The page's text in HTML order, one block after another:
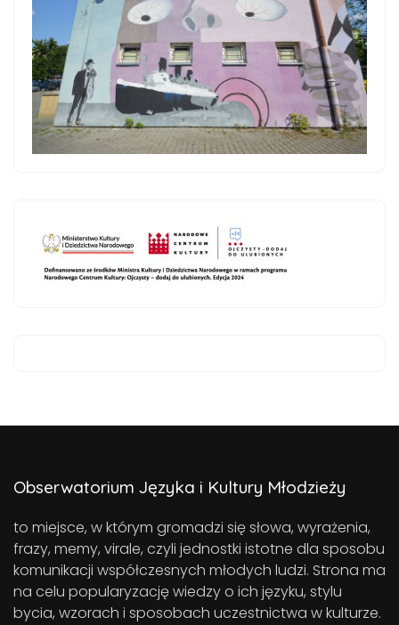
Obserwatorium Języka i Kultury Młodzieży
to miejsce, w którym gromadzi się słowa, wyrażenia,
frazy, memy, virale, czyli jednostki istotne dla sposobu
komunikacji współczesnych młodych ludzi. Strona ma
na celu popularyzację wiedzy o ich języku, stylu
bycia, wzorach i sposobach uczestnictwa w kulturze.